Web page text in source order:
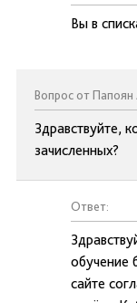
Вы в
Вопрос от
Здравствуйте,
зачисленных?
Ответ:
обучение
сайте